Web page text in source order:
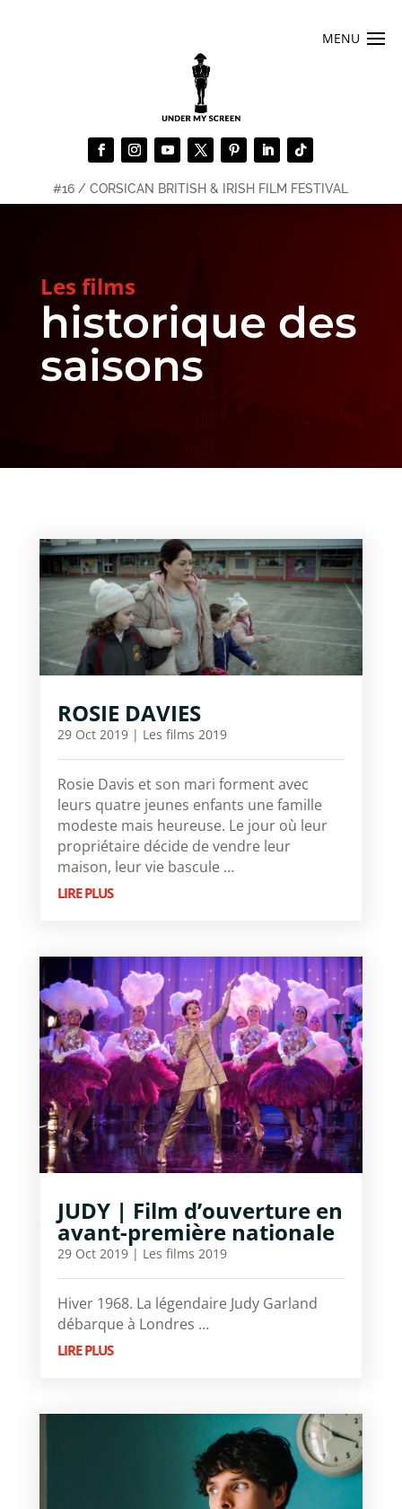
#16 / CORSICAN BRITISH & IRISH FILM FESTIVAL
Les films
historique des
saisons
ROSIE DAVIES
29 Oct 2019| Les films 2019
Rosie Davis et son mari forment avec
leurs quatre jeunes enfants une famille
modeste mais heureuse. Le jour où leur
propriétaire décide de vendre leur
maison, leur vie bascule …
LIRE PLUS
JUDY | Film d’ouverture en
avant-première nationale
29 Oct 2019| Les films 2019
Hiver 1968. La légendaire Judy Garland
débarque à Londres …
LIRE PLUS